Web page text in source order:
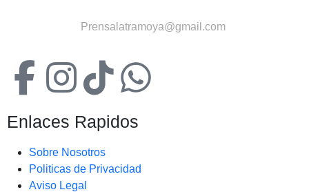
Prensalatramoya@gmail.com
Enlaces Rapidos
Sobre Nosotros
Politicas de Privacidad
Aviso Legal